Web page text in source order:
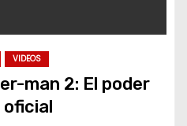
VIDEOS
man 2: El poder
oficial